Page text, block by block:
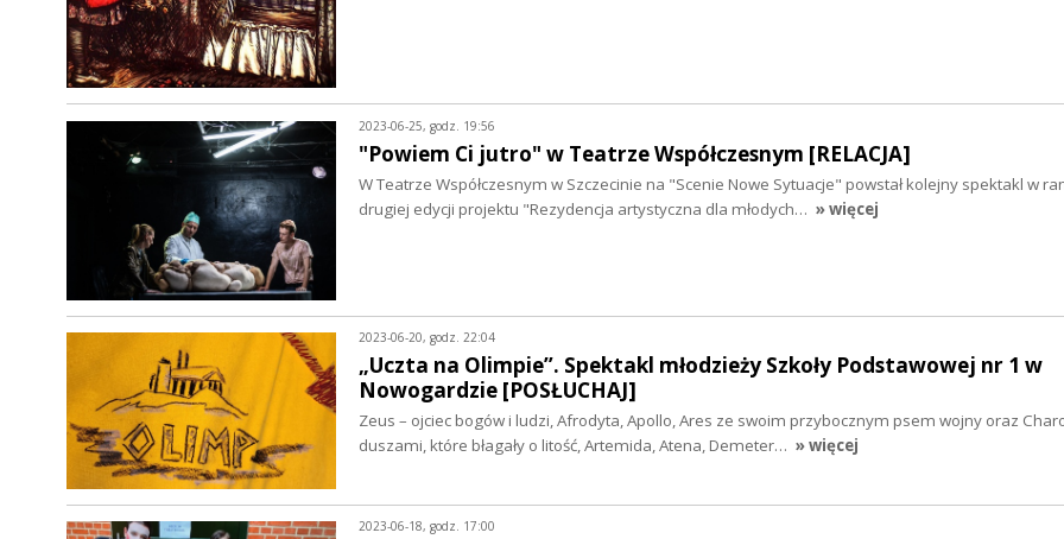
2023-06-25, godz. 19:56
"Powiem Ci jutro" w Teatrze Współczesnym [RELACJA]
W Teatrze Współczesnym w Szczecinie na "Scenie Nowe Sytuacje" powstał kolejny spektakl w
drugiej edycji projektu "Rezydencja artystyczna dla młodych… » więcej
2023-06-20, godz. 22:04
„Uczta na Olimpie”. Spektakl młodzieży Szkoły Podstawowej nr 1 w
Nowogardzie [POSŁUCHAJ]
Zeus – ojciec bogów i ludzi, Afrodyta, Apollo, Ares ze swoim przybocznym psem wojny oraz
duszami, które błagały o litość, Artemida, Atena, Demeter… » więcej
2023-06-18, godz. 17:00